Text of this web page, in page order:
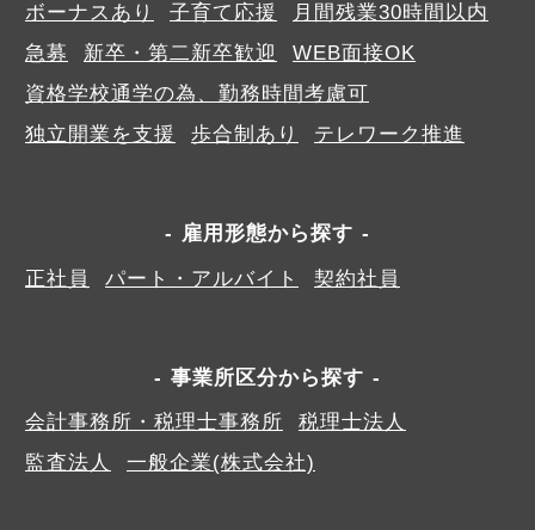
ボーナスあり
子育て応援
月間残業30時間以内
急募
新卒・第二新卒歓迎
WEB面接OK
資格学校通学の為、勤務時間考慮可
独立開業を支援
歩合制あり テレワーク推進
雇用形態から探す
正社員
パート・アルバイト 契約社員
事業所区分から探す
会計事務所・税理士事務所
税理士法人
監査法人
一般企業(株式会社)